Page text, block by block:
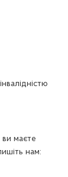
маєте
нам: